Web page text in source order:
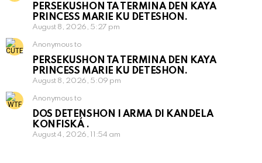
PERSEKUSHON TA TERMINA DEN KAYA
PRINCESS MARIE KU DETESHON.
August 8, 2026, 5:27 pm
Anonymous to
PERSEKUSHON TA TERMINA DEN KAYA
PRINCESS MARIE KU DETESHON.
August 8, 2026, 5:09 pm
Anonymous to
DOS DETENSHON I ARMA DI KANDELA
KONFISKÁ .
August 4, 2026, 11:54 am